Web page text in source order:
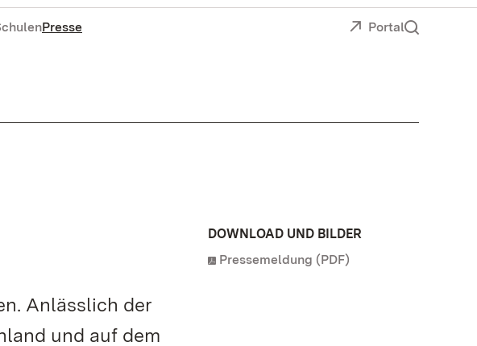
Presse Portal
Anlässlich der
und auf dem
DOWNLOAD UND BILDER
Pressemeldung (PDF)